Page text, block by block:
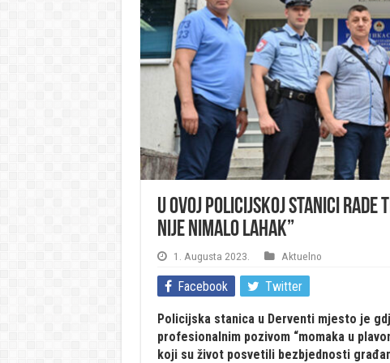
U ovoj policijskoj stanici rade
nije nimalo lahak”
1. Augusta 2023. Aktuelno
Facebook Twitter
Policijska stanica u Derventi mjesto je
profesionalnim pozivom “momaka u
koji su život posvetili bezbjednosti